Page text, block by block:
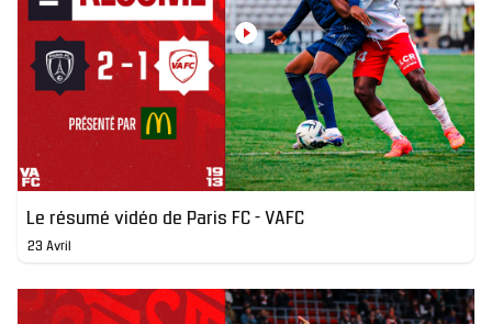
Le résumé vidéo de Paris FC - VAFC
23 Avril